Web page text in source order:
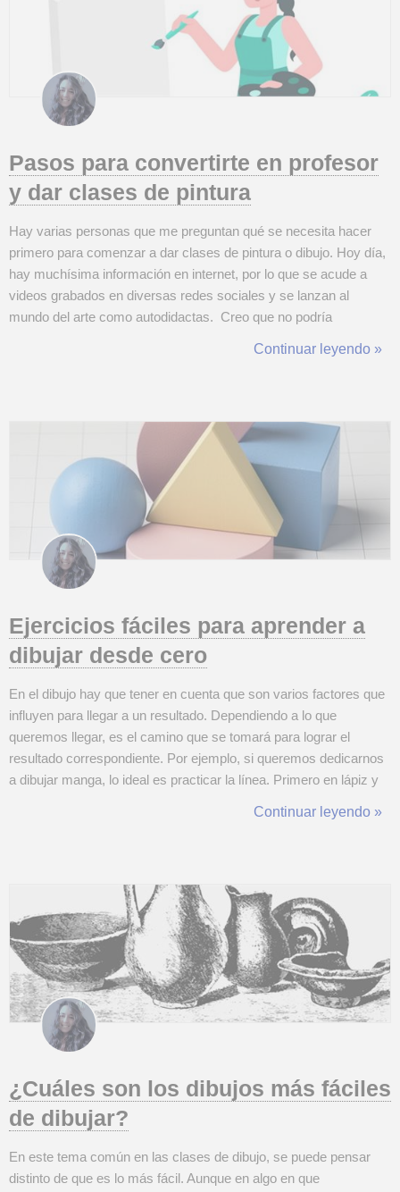
Pasos para convertirte en profesor
y dar clases de pintura
Hay varias personas que me preguntan qué se necesita hacer
primero para comenzar a dar clases de pintura o dibujo. Hoy día,
hay muchísima información en internet, por lo que se acude a
videos grabados en diversas redes sociales y se lanzan al
mundo del arte como autodidactas. Creo que no podría
considero necesario tomar clases. Llevado a otra disciplina,
Continuar leyendo »
Ejercicios fáciles para aprender a
dibujar desde cero
En el dibujo hay que tener en cuenta que son varios factores que
influyen para llegar a un resultado. Dependiendo a lo que
queremos llegar, es el camino que se tomará para lograr el
resultado correspondiente. Por ejemplo, si queremos dedicarnos
a dibujar manga, lo ideal es practicar la línea. Primero en lápiz y
plumín o estilógrafo, ya que cada uno funciona de manera
Continuar leyendo »
¿Cuáles son los dibujos más fáciles
de dibujar?
En este tema común en las clases de dibujo, se puede pensar
distinto de que es lo más fácil. Aunque en algo en que